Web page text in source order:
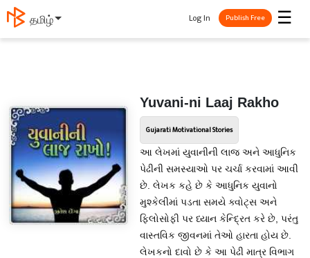
தமிழ் ☰
Log In Publish Free
Yuvani-ni Laaj Rakho
Gujarati Motivational Stories
આ લેખમાં યુવાનીની લાજ અને આધુનિક
પેઢીની સમસ્યાઓ પર ચર્ચા કરવામાં આવી
છે. લેખક કહે છે કે આધુનિક યુવાનો
મુશ્કેલીમાં પડતા સમયે ક્વોટ્સ અને
ફિલોસોફી પર ધ્યાન કેન્દ્રિત કરે છે, પરંતુ
વાસ્તવિક જીવનમાં તેઓ હારતા હોય છે.
લેખકનો દાવો છે કે આ પેઢી માત્ર વિભાગ